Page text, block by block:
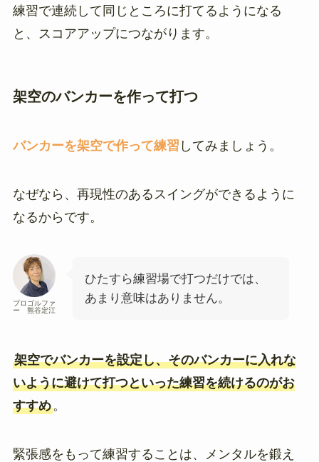
練習で連続して同じところに打てるようになる
と、スコアアップにつながります。
架空のバンカーを作って打つ
バンカーを架空で作って練習 してみましょう。
なぜなら、再現性のあるスイングができるように
なるからです。
プロゴルファ
ー 熊谷定江
ひたすら練習場で打つだけでは、
あまり意味はありません。
架空でバンカーを設定し、そのバンカーに入れな
いように避けて打つといった練習を続けるのがお
すすめ。
緊張感をもって練習することは、メンタルを鍛え